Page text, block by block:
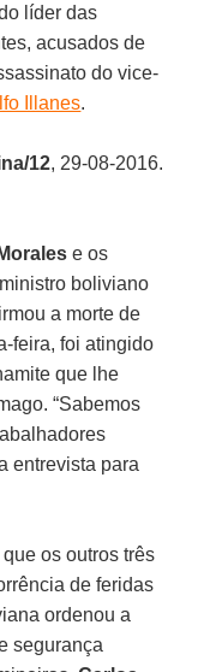
líder das
acusados de
do vice-
Illanes.
12, 29-08-2016.
e os
boliviano
a morte de
feira, foi atingido
que lhe
“Sabemos
entrevista para
os outros três
de feridas
ordenou a
segurança